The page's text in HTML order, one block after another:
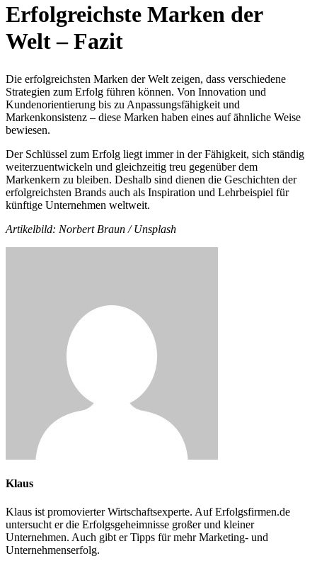
Erfolgreichste Marken der
Welt – Fazit
Die erfolgreichsten Marken der Welt zeigen, dass verschiedene
Strategien zum Erfolg führen können. Von Innovation und
Kundenorientierung bis zu Anpassungsfähigkeit und
Markenkonsistenz – diese Marken haben eines auf ähnliche Weise
bewiesen.
Der Schlüssel zum Erfolg liegt immer in der Fähigkeit, sich ständig
weiterzuentwickeln und gleichzeitig treu gegenüber dem
Markenkern zu bleiben. Deshalb sind dienen die Geschichten der
erfolgreichsten Brands auch als Inspiration und Lehrbeispiel für
künftige Unternehmen weltweit.
Artikelbild: Norbert Braun / Unsplash
Klaus
Klaus ist promovierter Wirtschaftsexperte. Auf Erfolgsfirmen.de
untersucht er die Erfolgsgeheimnisse großer und kleiner
Unternehmen. Auch gibt er Tipps für mehr Marketing- und
Unternehmenserfolg.